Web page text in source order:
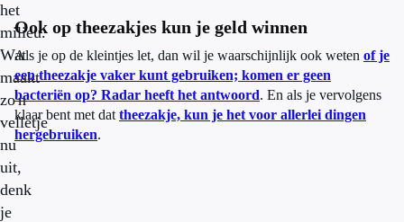
het
milieu.
Wat
maakt
zo'n
velletje
nu
uit,
denk
je
Ook op theezakjes kun je geld winnen
Als je op de kleintjes let, dan wil je waarschijnlijk ook weten of je
een theezakje vaker kunt gebruiken; komen er geen
bacteriën op? Radar heeft het antwoord. En als je vervolgens
klaar bent met dat theezakje, kun je het voor allerlei dingen
hergebruiken.